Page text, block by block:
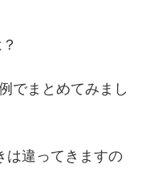
でまとめてみまし
は違ってきますの